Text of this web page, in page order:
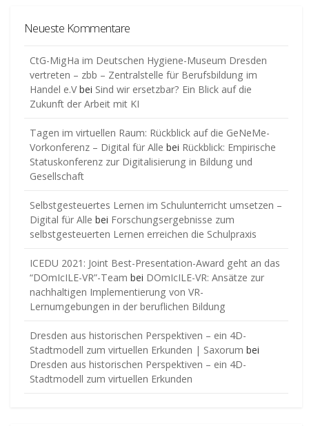
Neueste Kommentare
CtG-MigHa im Deutschen Hygiene-Museum Dresden
vertreten – zbb – Zentralstelle für Berufsbildung im
Handel e.Vbei Sind wir ersetzbar? Ein Blick auf die
Zukunft der Arbeit mit KI
Tagen im virtuellen Raum: Rückblick auf die GeNeMe-
Vorkonferenz – Digital für Alle bei Rückblick: Empirische
Statuskonferenz zur Digitalisierung in Bildung und
Gesellschaft
Selbstgesteuertes Lernen im Schulunterricht umsetzen –
Digital für Alle bei Forschungsergebnisse zum
selbstgesteuerten Lernen erreichen die Schulpraxis
ICEDU 2021: Joint Best-Presentation-Award geht an das
“DOmIcILE-VR”-Team bei DOmIcILE-VR: Ansätze zur
nachhaltigen Implementierung von VR-
Lernumgebungen in der beruflichen Bildung
Dresden aus historischen Perspektiven – ein 4D-
Stadtmodell zum virtuellen Erkunden | Saxorum bei
Dresden aus historischen Perspektiven – ein 4D-
Stadtmodell zum virtuellen Erkunden